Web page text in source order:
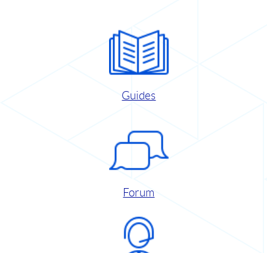
Guides
Forum